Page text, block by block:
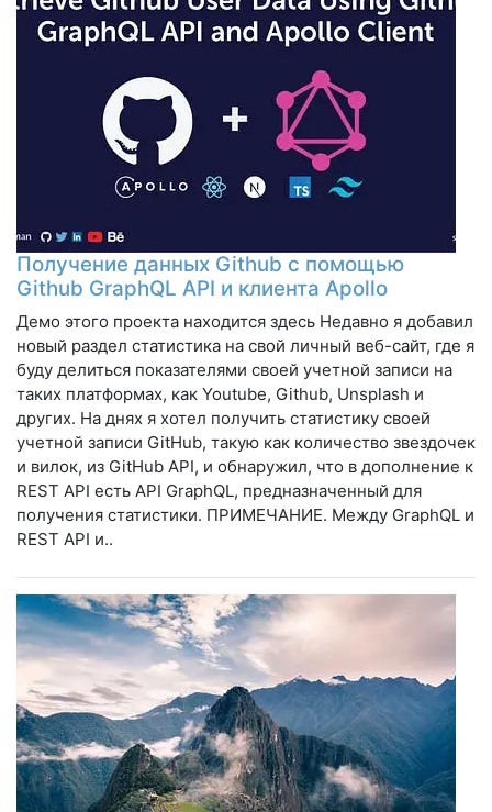
Получение данных Github с помощью
Github GraphQL API и клиента Apollo
Демо этого проекта находится здесь Недавно я добавил
новый раздел статистика на свой личный веб-сайт, где я
буду делиться показателями своей учетной записи на
таких платформах, как Youtube, Github, Unsplash и
других. На днях я хотел получить статистику своей
учетной записи GitHub, такую ​​как количество звездочек
и вилок, из GitHub API, и обнаружил, что в дополнение к
REST API есть API GraphQL, предназначенный для
получения статистики. ПРИМЕЧАНИЕ. Между GraphQL и
REST API и..